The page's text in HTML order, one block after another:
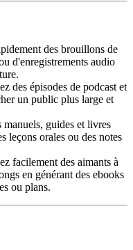
des brouillons de
d'enregistrements audio
des épisodes de podcast et
un public plus large et
manuels, guides et livres
leçons orales ou des notes
facilement des aimants à
en générant des ebooks
ou plans.